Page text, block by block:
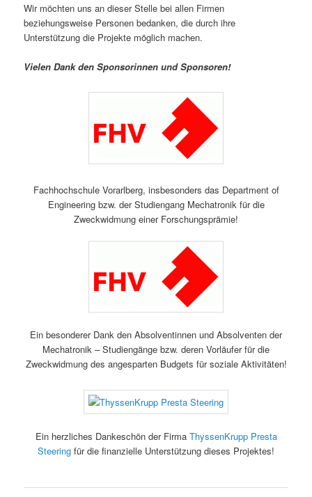
Wir möchten uns an dieser Stelle bei allen Firmen
beziehungsweise Personen bedanken, die durch ihre
Unterstützung die Projekte möglich machen.
Vielen Dank den Sponsorinnen und Sponsoren!
Fachhochschule Vorarlberg, insbesonders das Department of
Engineering bzw. der Studiengang Mechatronik für die
Zweckwidmung einer Forschungsprämie!
Ein besonderer Dank den Absolventinnen und Absolventen der
Mechatronik – Studiengänge bzw. deren Vorläufer für die
Zweckwidmung des angesparten Budgets für soziale Aktivitäten!
Ein herzliches Dankeschön der Firma ThyssenKrupp Presta
Steering für die finanzielle Unterstützung dieses Projektes!